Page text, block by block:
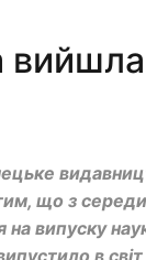
що з
на випуску